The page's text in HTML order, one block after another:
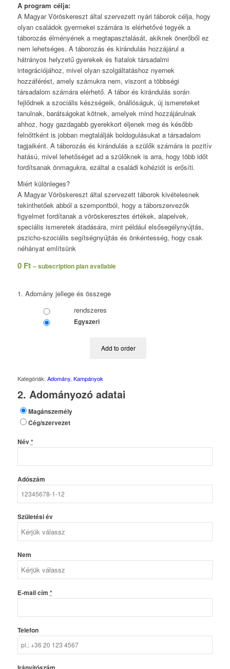
A program célja:
A Magyar Vöröskereszt által szervezett nyári táborok célja, hogy
olyan családok gyermekei számára is elérhetővé tegyék a
táborozás élményének a megtapasztalását, akiknek önerőből ez
nem lehetséges. A táborozás és kirándulás hozzájárul a
hátrányos helyzetű gyerekek és fiatalok társadalmi
integrációjához, mivel olyan szolgáltatáshoz nyernek
hozzáférést, amely számukra nem, viszont a többségi
társadalom számára elérhető. A tábor és kirándulás során
fejlődnek a szociális készségeik, önállóságuk, új ismereteket
tanulnak, barátságokat kötnek, amelyek mind hozzájárulnak
ahhoz, hogy gazdagabb gyerekkort éljenek meg és később
felnőttként is jobban megtalálják boldogulásukat a társadalom
tagjaiként. A táborozás és kirándulás a szülők számára is pozitív
hatású, mivel lehetőséget ad a szülőknek is arra, hogy több időt
fordítsanak önmagukra, ezáltal a családi kohéziót is erősíti.
Miért különleges?
A Magyar Vöröskereszt által szervezett táborok kivételesnek
tekinthetőek abból a szempontból, hogy a táborszervezők
figyelmet fordítanak a vöröskeresztes értékek, alapelvek,
speciális ismeretek átadására, mint például elsősegélynyújtás,
pszicho-szociális segítségnyújtás és önkéntesség, hogy csak
néhányat említsünk
0 Ft – subscription plan available
1. Adomány jellege és összege
rendszeres
Egyszeri
Add to order
Kategóriák: Adomány, Kampányok
2. Adományozó adatai
Magánszemély
Cég/szervezet
Név*
Adószám
Születési év
Nem
E-mail cím *
Telefon